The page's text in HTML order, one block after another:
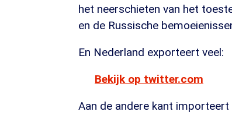
het neerschieten van het
en de Russische
En Nederland exporteert veel:
Bekijk op twitter.com
Aan de andere kant